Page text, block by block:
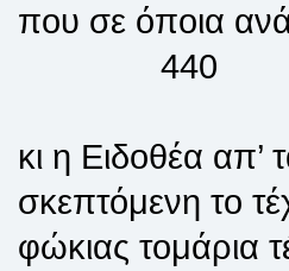
που σε όποια
440
κι η Ειδοθέα απ’
σκεπτόμενη το
φώκιας τομάρια